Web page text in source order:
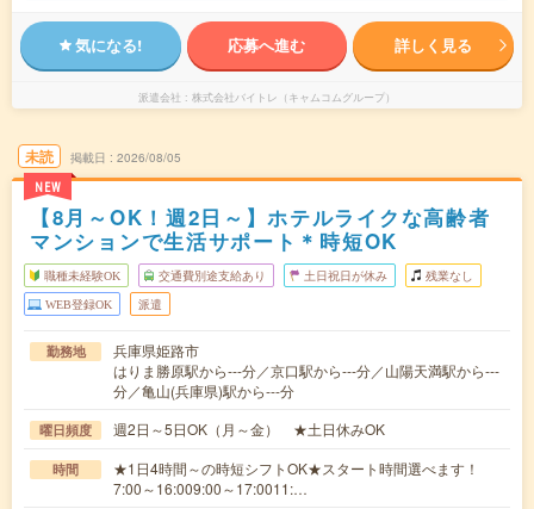
気になる! 応募へ進む 詳しく見る
派遣会社 株式会社バイトレ（キャムコムグループ）
未読
NEW
掲載日 2026/08/05
【8月～OK！週2日～】ホテルライクな高齢者
マンションで生活サポート＊時短OK
職種未経験OK 交通費別途支給あり 土日祝日が休み 残業なし
WEB登録OK 派遣
勤務地
兵庫県姫路市
はりま勝原駅から---分／京口駅から---分／山陽天満駅から---
分／亀山(兵庫県)駅から---分
曜日頻度 週2日～5日OK（月～金） ★土日休みOK
時間
★1日4時間～の時短シフトOK★スタート時間選べます！
7:00～16:009:00～17:0011:…